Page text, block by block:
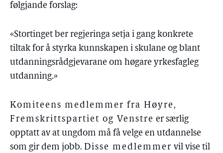
følgjande forslag:
«Stortinget ber regjeringa setja i gang konkrete
tiltak for å styrka kunnskapen i skulane og blant
utdanningsrådgjevarane om høgare yrkesfagleg
utdanning.»
Komiteens medlemmer fra Høyre,
Fremskrittspartiet og Venstre er særlig
opptatt av at ungdom må få velge en utdannelse
som gir dem jobb. Disse medlemmer vil vise til